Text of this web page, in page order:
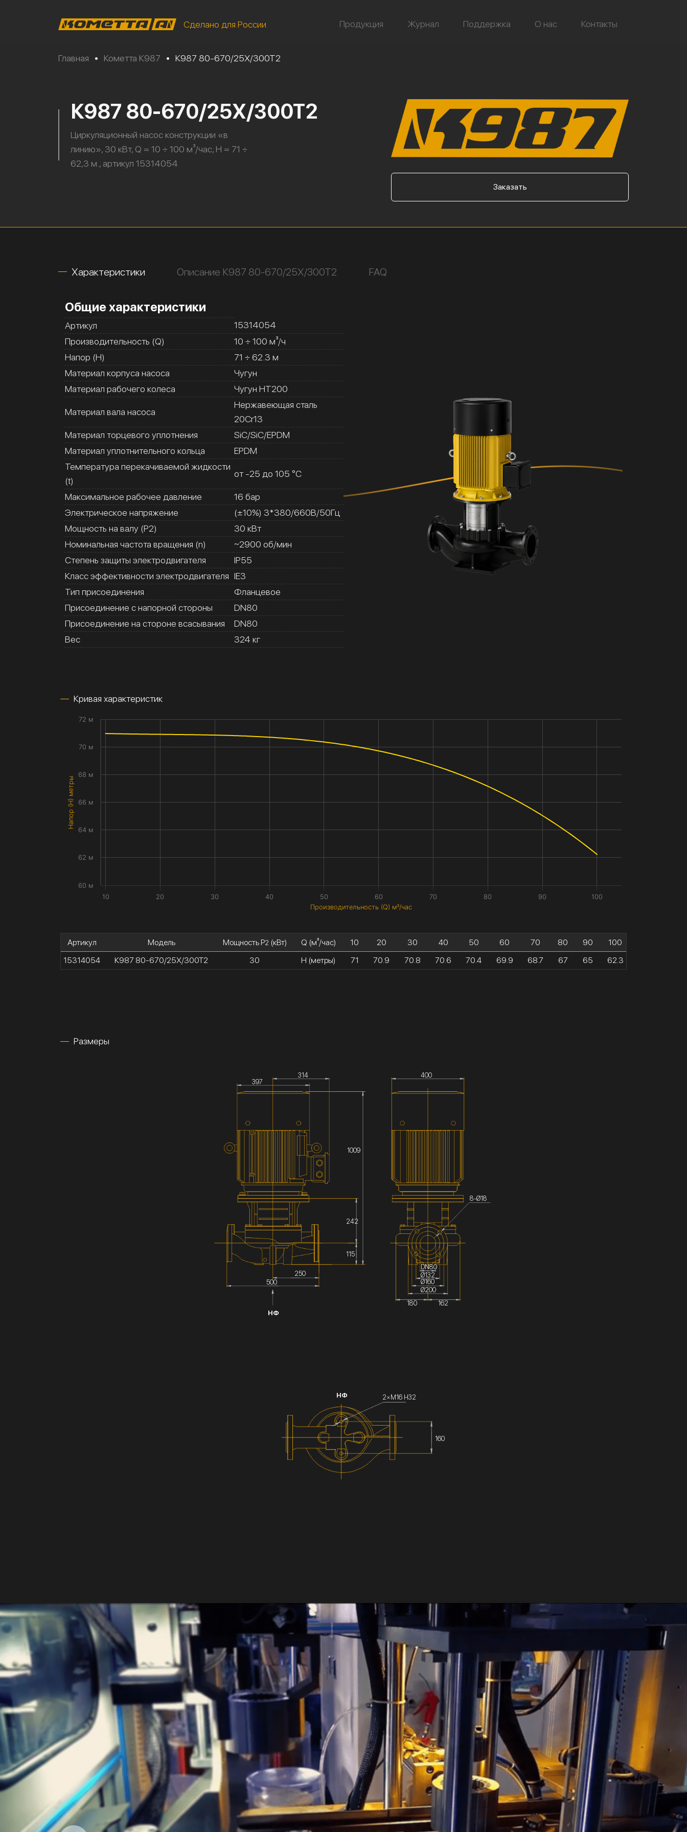
Сделано для России Продукция Журнал Поддержка О нас Контакты
Главная • Кометта К987 • К987 80-670/25Х/300Т2
К987 80-670/25Х/300Т2
Циркуляционный насос конструкции «в
линию», 30 кВт, Q = 10 ÷ 100 м³/час, H = 71 ÷
62,3 м., артикул 15314054
Заказать
Характеристики Описание К987 80-670/25Х/300Т2 FAQ
Общие характеристики
Артикул
15314054
Производительность (Q)
10 ÷ 100 м³/ч
Напор (H)
71 ÷ 62.3 м
Материал корпуса насоса
Чугун
Материал рабочего колеса
Чугун HT200
Материал вала насоса
Нержавеющая сталь
20Cr13
Материал торцевого уплотнения
SiC/SiC/EPDM
Материал уплотнительного кольца
EPDM
Температура перекачиваемой жидкости
(t)
от -25 до 105 °C
Максимальное рабочее давление
16 бар
Электрическое напряжение
(±10%) 3*380/660В/50Гц
Мощность на валу (Р2)
30 кВт
Номинальная частота вращения (n)
~2900 об/мин
Степень защиты электродвигателя
IP55
Класс эффективности электродвигателя IE3
Тип присоединения
Фланцевое
Присоединение с напорной стороны
DN80
Присоединение на стороне всасывания
DN80
Вес
324 кг
Кривая характеристик
Производительность (Q) м³/час
Напор (H) метры
10 20 30 40 50 60 70 80 90 100
60 м
62 м
64 м
66 м
68 м
70 м
72 м
Артикул
15314054
Модель
К987 80-670/25Х/300Т2
Мощность P2(кВт)
30
Q (м³/час)
H (метры)
10
71
20
70.9
30
70.8
40
70.6
50
70.4
60
69.9
70
68.7
80
67
90
65
100
62.3
Размеры
DN80
314
400
397
1009
8-Ø18
242
115
250
500
Ø132
Ø160
Ø200
180
162
НФ
НФ 2×М16 Н32
160